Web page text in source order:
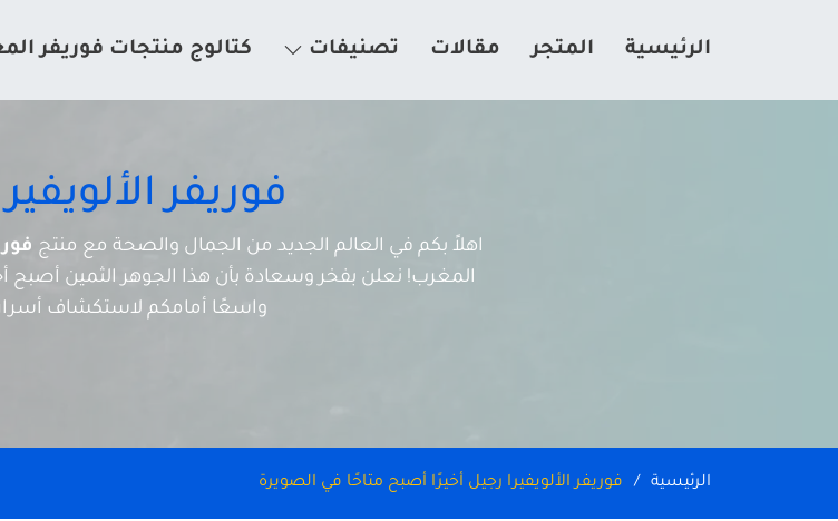
الرئيسية المتجر مقالات تصنيفات كتالوج منتجات فوريفر
فوريفر
اهلاً بكم في العالم الجديد من الجمال والصحة مع منتج
المغرب! نعلن بفخر وسعادة بأن هذا الجوهر الثمين أصبح
واسعًا أمامكم لاستكشاف
الرئيسية فوريفر الألويفيرا رجيل أخيرًا أصبح متاحًا في الصويرة